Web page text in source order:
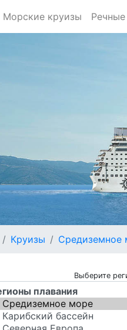
Морские круизы
Круизы Средиземное
Выберите